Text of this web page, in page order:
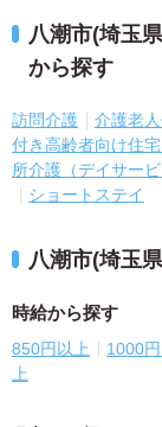
八潮市(埼玉
から探す
訪問介護 介護老人
付き高齢者向け住宅
所介護（デイサービ
ショートステイ
八潮市(埼玉
時給から探す
850円以上 1000
上